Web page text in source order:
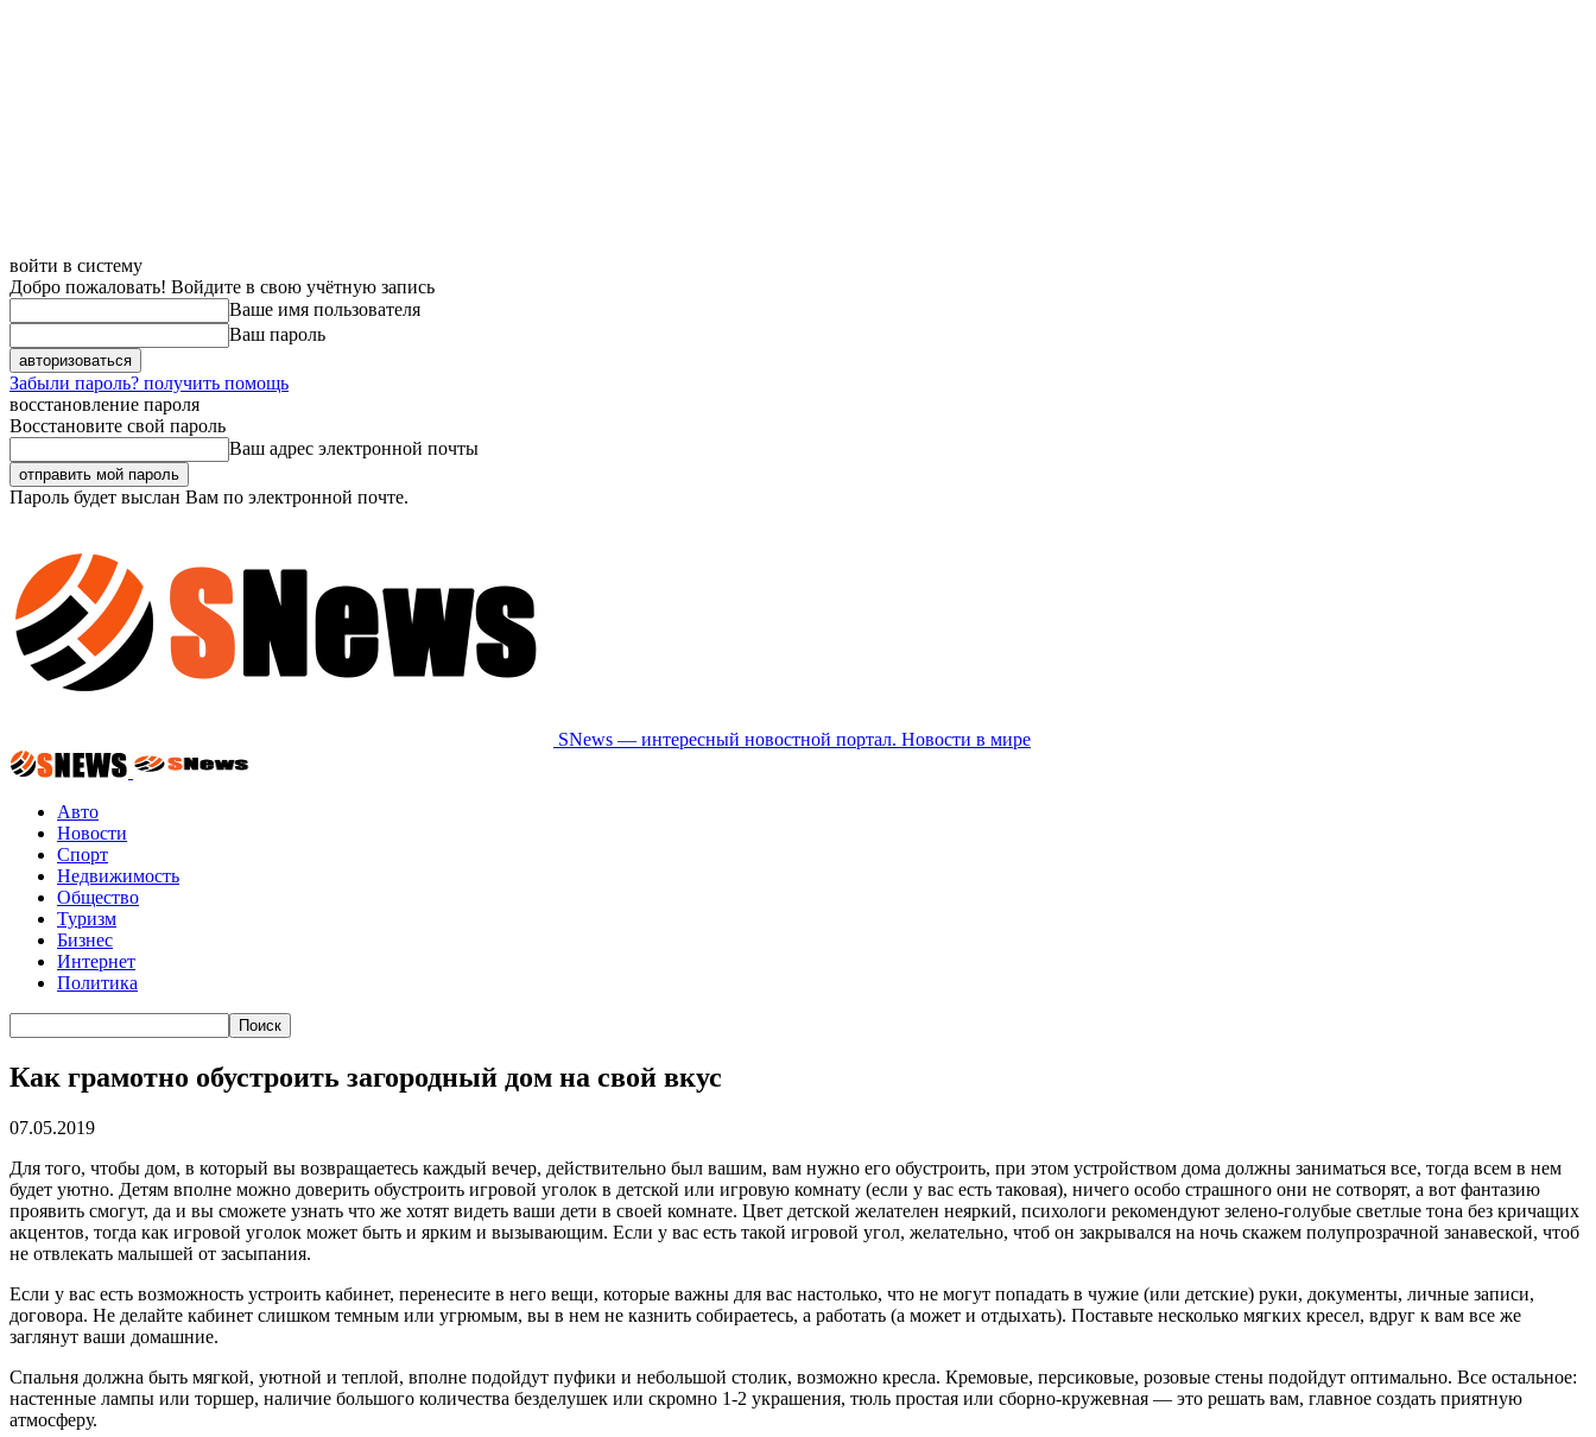
войти в систему
Добро пожаловать! Войдите в свою учётную запись
Ваше имя пользователя
Ваш пароль
Забыли пароль? получить помощь
восстановление пароля
Восстановите свой пароль
Ваш адрес электронной почты
Пароль будет выслан Вам по электронной почте.
SNews — интересный новостной портал. Новости в мире
Авто
Новости
Спорт
Недвижимость
Общество
Туризм
Бизнес
Интернет
Политика
Как грамотно обустроить загородный дом на свой вкус
07.05.2019
Для того, чтобы дом, в который вы возвращаетесь каждый вечер, действительно был вашим, вам нужно его обустроить, при этом устройством дома должны заниматься все, тогда всем в нем
будет уютно. Детям вполне можно доверить обустроить игровой уголок в детской или игровую комнату (если у вас есть таковая), ничего особо страшного они не сотворят, а вот фантазию
проявить смогут, да и вы сможете узнать что же хотят видеть ваши дети в своей комнате. Цвет детской желателен неяркий, психологи рекомендуют зелено-голубые светлые тона без кричащих
акцентов, тогда как игровой уголок может быть и ярким и вызывающим. Если у вас есть такой игровой угол, желательно, чтоб он закрывался на ночь скажем полупрозрачной занавеской, чтоб
не отвлекать малышей от засыпания.
Если у вас есть возможность устроить кабинет, перенесите в него вещи, которые важны для вас настолько, что не могут попадать в чужие (или детские) руки, документы, личные записи,
договора. Не делайте кабинет слишком темным или угрюмым, вы в нем не казнить собираетесь, а работать (а может и отдыхать). Поставьте несколько мягких кресел, вдруг к вам все же
заглянут ваши домашние.
Спальня должна быть мягкой, уютной и теплой, вполне подойдут пуфики и небольшой столик, возможно кресла. Кремовые, персиковые, розовые стены подойдут оптимально. Все остальное:
настенные лампы или торшер, наличие большого количества безделушек или скромно 1-2 украшения, тюль простая или сборно-кружевная — это решать вам, главное создать приятную
атмосферу.